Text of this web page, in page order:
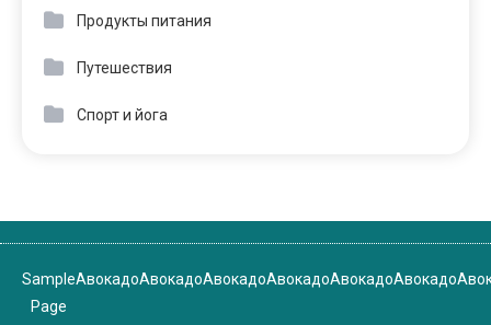
Продукты питания
Путешествия
Спорт и йога
Sample
Page
АвокадоАвокадоАвокадоАвокадоАвокадоАвокадо